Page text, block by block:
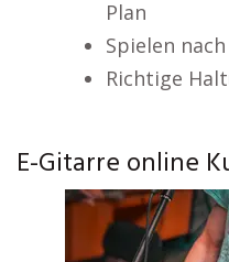
Plan
Spielen
Richtige
E-Gitarre online